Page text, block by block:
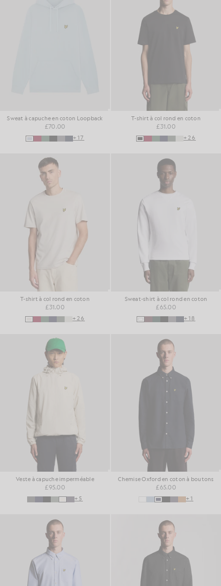
Sweat à capuche en coton Loopback
£70.00
+17
T-shirt à col rond en coton
£31.00
+26
T-shirt à col rond en coton
£31.00
+26
Sweat-shirt à col rond en coton
£65.00
+18
Veste à capuche imperméable
£95.00
+5
Chemise Oxford en coton à boutons
£65.00
+1